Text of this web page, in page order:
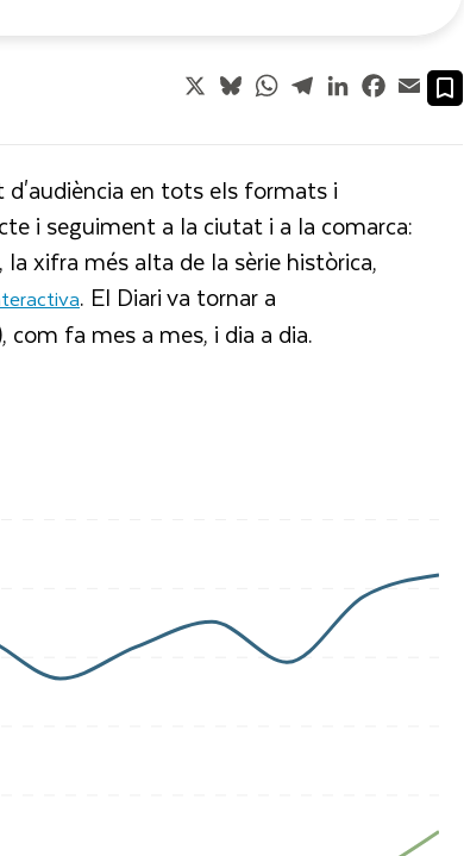
X BlueskyWhatsApp
TelegramLinkedInFacebook
Email
en tots els formats i
i seguiment a la ciutat i a la comarca:
xifra més alta de la sèrie històrica,
. El Diari va tornar a
com fa mes a mes, i dia a dia.